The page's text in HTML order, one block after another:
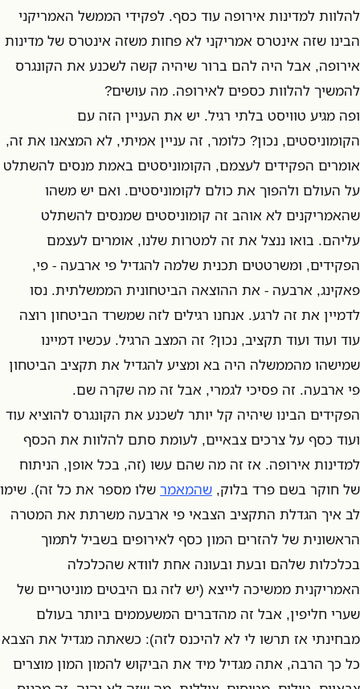
להלוות למדינות אירופה עוד כסף. לפקידי הממשל האמריקני
הבינו שזה אינטרס אמריקני לא פחות משזה אינטרס של מדינות
אירופה, אבל היה להם ברור שיהיה קשה לשכנע את הקונגרס
להמשיך להלוות כספים לאירופה. מה עושים?
ופה מגיע טוויסט בלתי רגיל. יש את העניין הזה עם
הקומוניסטים, נכון? כלומר, זה עניין אמיתי, לא המצאנו את זה,
אומרים הפקידים לעצמם, הקומוניסטים באמת מנסים להשתלט
על העולם ולהפוך את כולם לקומוניסטים. ואם יש משהו
שהאמריקנים לא אוהב זה קומוניסטים שמנסים להשתלט
עליהם. בואו ננצל את זה למטרות שלנו, אומרים לעצמם
הפקידים, ומשרטטים תכנית שלמה להגדיל פי ארבעה - פי,
פאקינג, ארבעה - את ההוצאה הביטחונית הממשלתית. נסו
לדמיין את זה לרגע. אנחנו רגילים לזה שמשרד הביטחון רוצה
עוד ועוד ועוד תקציב, נכון? זה המצב הרגיל. עכשיו דמיינו
שמישהו מהממשלה היה בא ומציע להגדיל את תקציב הביטחון
פי ארבעה. זה פסיכי לגמרי, אבל זה מה שקרה שם.
הפקידים הבינו שיהיה קל יותר לשכנע את הקונגרס להוציא עוד
ועוד כסף על צרכים צבאיים, לעומת סתם להלוות את הכסף
למדינות אירופה. אז זה מה שהם עשו (זה, בכל אופן, הניתוח
של חוקר בשם פרד בלוק, שהמאמר שלו מספר את כל זה). שימו
לב איך הגדלת התקציב הצבאי פי ארבעה משרתת את המטרה
הראשונית של להזרים המון כסף לאירופים בשביל לתמוך
בכלכלות שלהם ובעת ובעונה אחת לוודא שהכלכלה
האמריקנית ממשיכה לייצא (יש לזה גם היבטים מוניטריים של
שערי חליפין, אבל זה מהדברים המשעממים ביותר בעולם
מבחינתי אז תרשו לי לא להיכנס לזה): כשאתה מגדיל את הצבא
כל כך הרבה, אתה מגדיל מיד את הביקוש להמון המון מוצרים